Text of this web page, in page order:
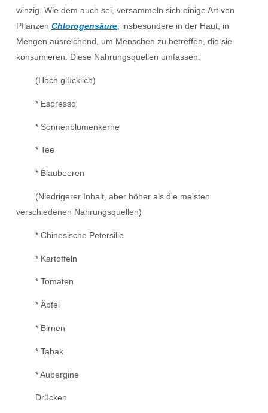
winzig. Wie dem auch sei, versammeln sich einige Art von
Pflanzen Chlorogensäure, insbesondere in der Haut, in
Mengen ausreichend, um Menschen zu betreffen, die sie
konsumieren. Diese Nahrungsquellen umfassen:
(Hoch glücklich)
* Espresso
* Sonnenblumenkerne
* Tee
* Blaubeeren
(Niedrigerer Inhalt, aber höher als die meisten
verschiedenen Nahrungsquellen)
* Chinesische Petersilie
* Kartoffeln
* Tomaten
* Äpfel
* Birnen
* Tabak
* Aubergine
Drücken